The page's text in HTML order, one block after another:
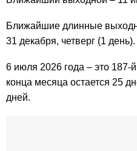
Ближайшие длинные
31 декабря, четверг (1 день).
6 июля 2026 года – это 187-
конца месяца остается 25
дней.